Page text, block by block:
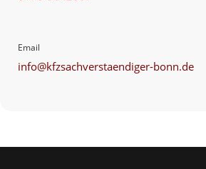
Email
info@kfzsachverstaendiger-bonn.de